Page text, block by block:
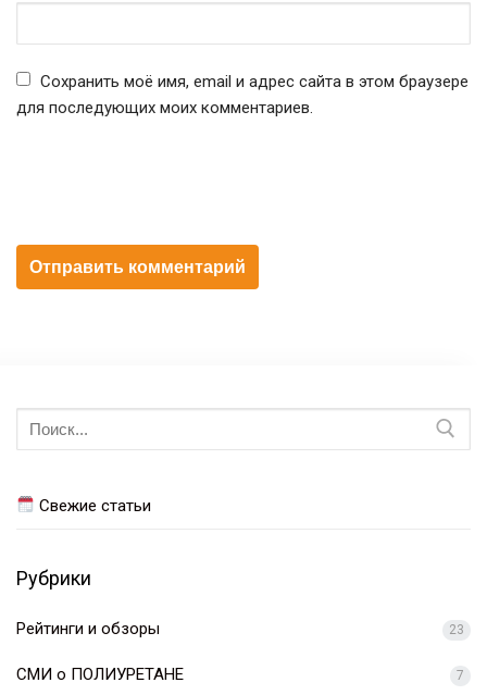
Сохранить моё имя, email и адрес сайта в этом браузере
для последующих моих комментариев.
Искать:
Свежие статьи
Рубрики
Рейтинги и обзоры 23
СМИ о ПОЛИУРЕТАНЕ 7